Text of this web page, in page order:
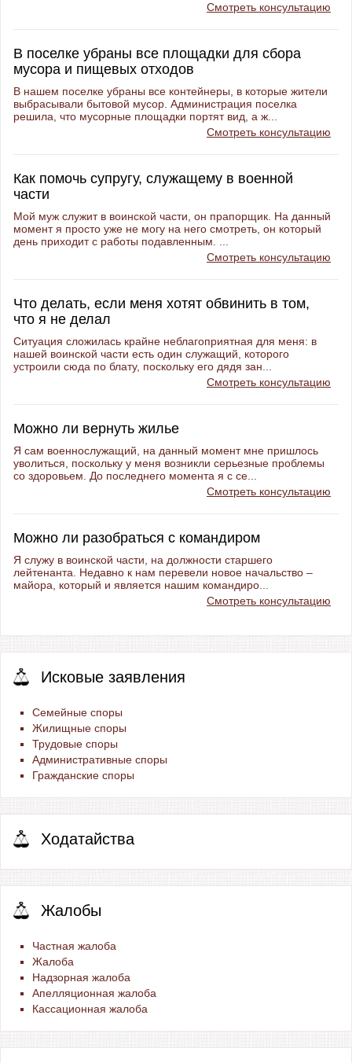
Смотреть консультацию
В поселке убраны все площадки для сбора
мусора и пищевых отходов
В нашем поселке убраны все контейнеры, в которые жители
выбрасывали бытовой мусор. Администрация поселка
решила, что мусорные площадки портят вид, а ж...
Смотреть консультацию
Как помочь супругу, служащему в военной
части
Мой муж служит в воинской части, он прапорщик. На данный
момент я просто уже не могу на него смотреть, он который
день приходит с работы подавленным. ...
Смотреть консультацию
Что делать, если меня хотят обвинить в том,
что я не делал
Ситуация сложилась крайне неблагоприятная для меня: в
нашей воинской части есть один служащий, которого
устроили сюда по блату, поскольку его дядя зан...
Смотреть консультацию
Можно ли вернуть жилье
Я сам военнослужащий, на данный момент мне пришлось
уволиться, поскольку у меня возникли серьезные проблемы
со здоровьем. До последнего момента я с се...
Смотреть консультацию
Можно ли разобраться с командиром
Я служу в воинской части, на должности старшего
лейтенанта. Недавно к нам перевели новое начальство –
майора, который и является нашим командиро...
Смотреть консультацию
Исковые заявления
Семейные споры
Жилищные споры
Трудовые споры
Административные споры
Гражданские споры
Ходатайства
Жалобы
Частная жалоба
Жалоба
Надзорная жалоба
Апелляционная жалоба
Кассационная жалоба